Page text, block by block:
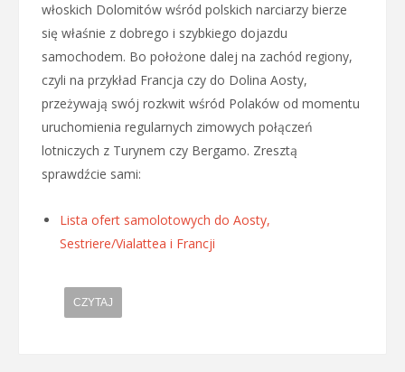
włoskich Dolomitów wśród polskich narciarzy bierze
się właśnie z dobrego i szybkiego dojazdu
samochodem. Bo położone dalej na zachód regiony,
czyli na przykład Francja czy do Dolina Aosty,
przeżywają swój rozkwit wśród Polaków od momentu
uruchomienia regularnych zimowych połączeń
lotniczych z Turynem czy Bergamo. Zresztą
sprawdźcie sami:
Lista ofert samolotowych do Aosty,
Sestriere/Vialattea i Francji
CZYTAJ